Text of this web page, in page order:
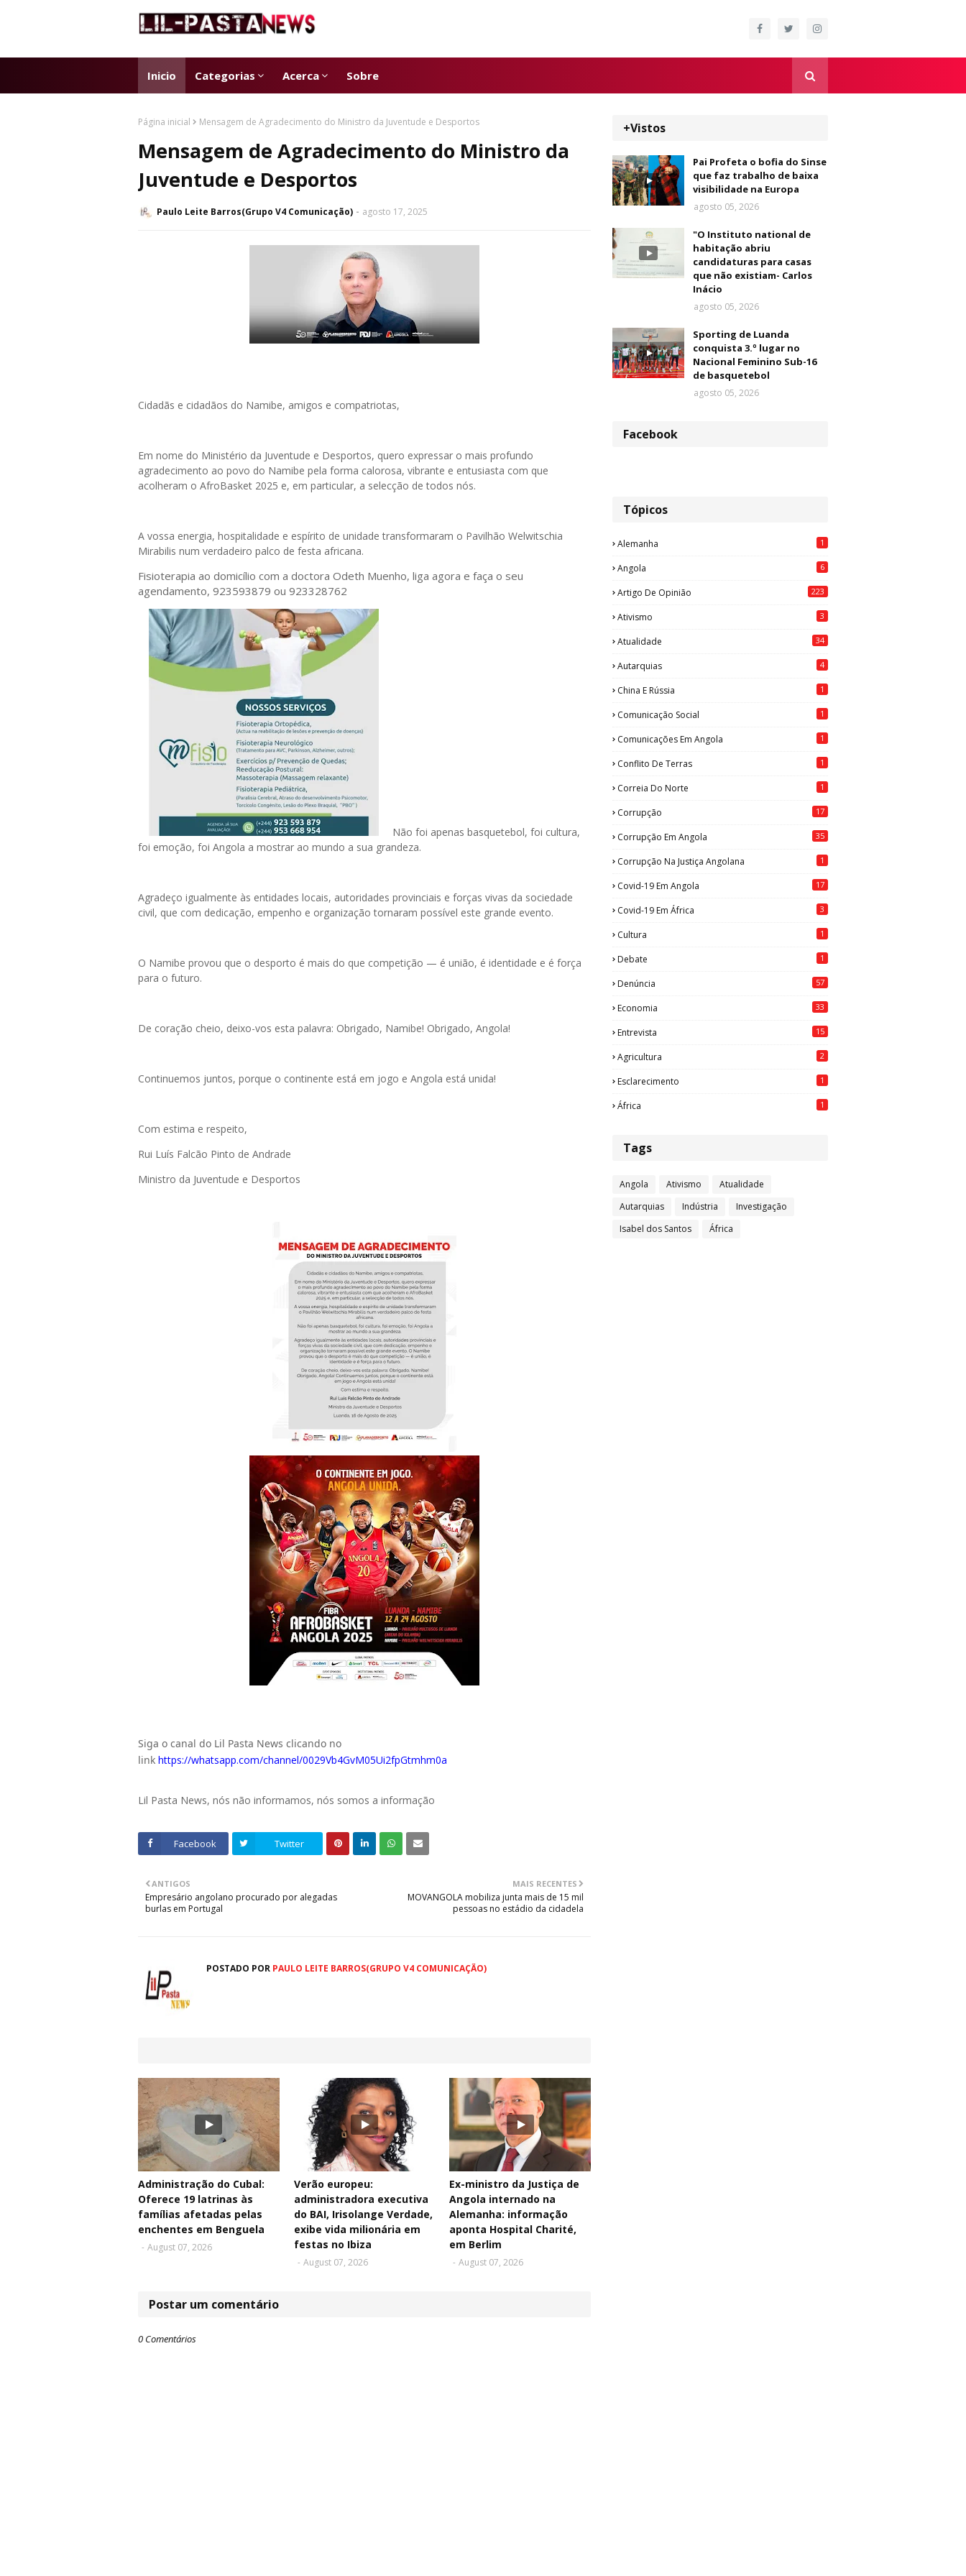
Inicio Categorias Acerca Sobre
Página inicial Mensagem de Agradecimento do Ministro da Juventude e Desportos
Mensagem de Agradecimento do Ministro da
Juventude e Desportos
Paulo Leite Barros(Grupo V4 Comunicação) agosto 17, 2025
Cidadãs e cidadãos do Namibe, amigos e compatriotas,
Em nome do Ministério da Juventude e Desportos, quero expressar o mais profundo
agradecimento ao povo do Namibe pela forma calorosa, vibrante e entusiasta com que
acolheram o AfroBasket 2025 e, em particular, a selecção de todos nós.
A vossa energia, hospitalidade e espírito de unidade transformaram o Pavilhão Welwitschia
Mirabilis num verdadeiro palco de festa africana.
Fisioterapia ao domicílio com a doctora Odeth Muenho, liga agora e faça o seu
agendamento, 923593879 ou 923328762
Não foi apenas basquetebol, foi cultura,
foi emoção, foi Angola a mostrar ao mundo a sua grandeza.
Agradeço igualmente às entidades locais, autoridades provinciais e forças vivas da sociedade
civil, que com dedicação, empenho e organização tornaram possível este grande evento.
O Namibe provou que o desporto é mais do que competição — é união, é identidade e é força
para o futuro.
De coração cheio, deixo-vos esta palavra: Obrigado, Namibe! Obrigado, Angola!
Continuemos juntos, porque o continente está em jogo e Angola está unida!
Com estima e respeito,
Rui Luís Falcão Pinto de Andrade
Ministro da Juventude e Desportos
Siga o canal do Lil Pasta News clicando no
link https://whatsapp.com/channel/0029Vb4GvM05Ui2fpGtmhm0a
Lil Pasta News, nós não informamos, nós somos a informação
Facebook Twitter
MAIS RECENTES
MOVANGOLA mobiliza junta mais de 15 mil
pessoas no estádio da cidadela
ANTIGOS
Empresário angolano procurado por alegadas
burlas em Portugal
POSTADO POR PAULO LEITE BARROS(GRUPO V4 COMUNICAÇÃO)
Administração do Cubal:
Oferece 19 latrinas às
famílias afetadas pelas
enchentes em Benguela
- August 07, 2026
Verão europeu:
administradora executiva
do BAI, Irisolange Verdade,
exibe vida milionária em
festas no Ibiza
- August 07, 2026
Ex-ministro da Justiça de
Angola internado na
Alemanha: informação
aponta Hospital Charité,
em Berlim
- August 07, 2026
Postar um comentário
0 Comentários
+Vistos
Pai Profeta o bofia do Sinse
que faz trabalho de baixa
visibilidade na Europa
agosto 05, 2026
"O Instituto national de
habitação abriu
candidaturas para casas
que não existiam- Carlos
Inácio
agosto 05, 2026
Sporting de Luanda
conquista 3.º lugar no
Nacional Feminino Sub-16
de basquetebol
agosto 05, 2026
Facebook
Tópicos
Alemanha 1
Angola 6
Artigo De Opinião 223
Ativismo 3
Atualidade 34
Autarquias 4
China E Rússia 1
Comunicação Social 1
Comunicações Em Angola 1
Conflito De Terras 1
Correia Do Norte 1
Corrupção 17
Corrupção Em Angola 35
Corrupção Na Justiça Angolana 1
Covid-19 Em Angola 17
Covid-19 Em África 3
Cultura 1
Debate 1
Denúncia 57
Economia 33
Entrevista 15
Agricultura 2
Esclarecimento 1
África 1
Tags
Angola Ativismo
Atualidade
Autarquias
Indústria
Investigação
Isabel dos Santos
África